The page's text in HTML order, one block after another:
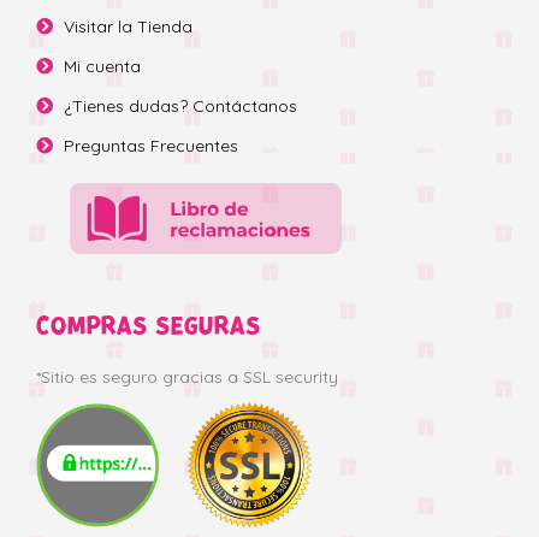
Visitar la Tienda
Mi cuenta
¿Tienes dudas? Contáctanos
Preguntas Frecuentes
COMPRAS SEGURAS
*Sitio es seguro gracias a SSL security